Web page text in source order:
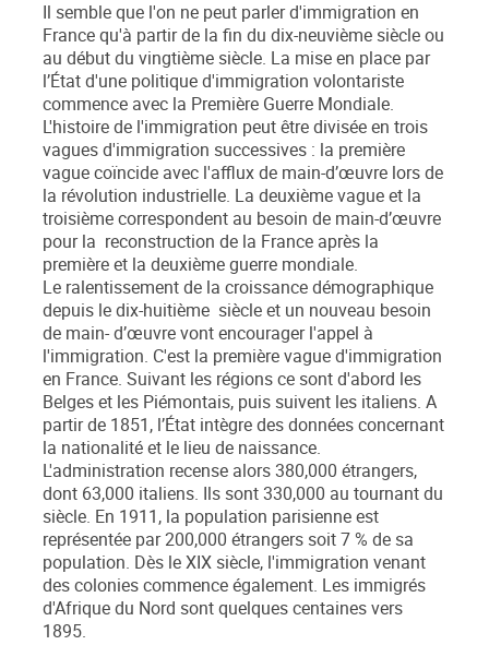
Il semble que l'on ne peut parler d'immigration en
France qu'à partir de la fin du dix-neuvième siècle ou
au début du vingtième siècle. La mise en place par
l’État d'une politique d'immigration volontariste
commence avec la Première Guerre Mondiale.
L'histoire de l'immigration peut être divisée en trois
vagues d'immigration successives : la première
vague coïncide avec l'afflux de main-d’œuvre lors de
la révolution industrielle. La deuxième vague et la
troisième correspondent au besoin de main-d’œuvre
pour la reconstruction de la France après la
première et la deuxième guerre mondiale.
Le ralentissement de la croissance démographique
depuis le dix-huitième siècle et un nouveau besoin
de main- d’œuvre vont encourager l'appel à
l'immigration. C'est la première vague d'immigration
en France. Suivant les régions ce sont d'abord les
Belges et les Piémontais, puis suivent les italiens. A
partir de 1851, l’État intègre des données concernant
la nationalité et le lieu de naissance.
L'administration recense alors 380,000 étrangers,
dont 63,000 italiens. Ils sont 330,000 au tournant du
siècle. En 1911, la population parisienne est
représentée par 200,000 étrangers soit 7 % de sa
population. Dès le XIX siècle, l'immigration venant
des colonies commence également. Les immigrés
d'Afrique du Nord sont quelques centaines vers
1895.